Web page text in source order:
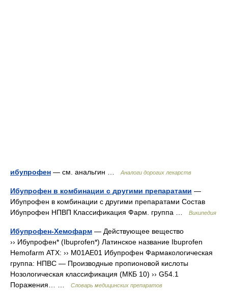
ибупрофен — см. анальгин … Аналоги дорогих лекарств
Ибупрофен в комбинации с другими препаратами —
Ибупрофен в комбинации с другими препаратами Состав
Ибупрофен НПВП Классификация Фарм. группа …
Википедия
Ибупрофен-Хемофарм — Действующее вещество
›› Ибупрофен* (Ibuprofen*) Латинское название Ibuprofen
Hemofarm АТХ: ›› M01AE01 Ибупрофен Фармакологическая
группа: НПВС — Производные пропионовой кислоты
Нозологическая классификация (МКБ 10) ›› G54.1
Поражения… …
Словарь медицинских препаратов